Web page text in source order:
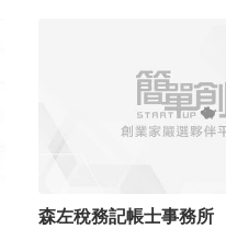
森左稅務記帳士事務所